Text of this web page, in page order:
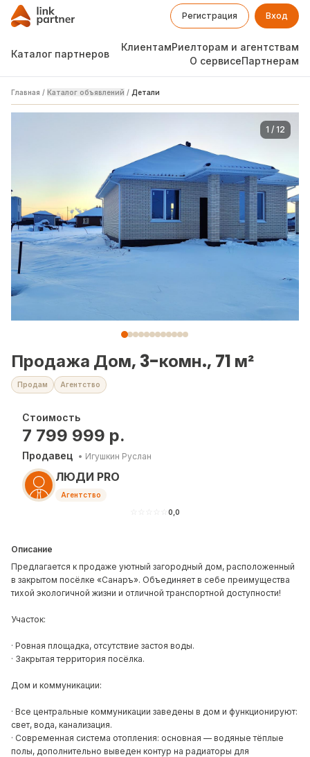
Регистрация Вход
Каталог партнеров
КлиентамРиелторам и агентствам
О сервисеПартнерам
Главная / Каталог объявлений / Детали
1 / 12
Продажа Дом, 3-комн., 71 м²
Продам Агентство
Стоимость
7 799 999 р.
Продавец • Игушкин Руслан
ЛЮДИ PRO
Агентство
0,0
Описание
Предлагается к продаже уютный загородный дом, расположенный
в закрытом посёлке «Санаръ». Объединяет в себе преимущества
тихой экологичной жизни и отличной транспортной доступности!
Участок:
· Ровная площадка, отсутствие застоя воды.
· Закрытая территория посёлка.
Дом и коммуникации:
· Все центральные коммуникации заведены в дом и функционируют:
свет, вода, канализация.
· Современная система отопления: основная — водяные тёплые
полы, дополнительно выведен контур на радиаторы для